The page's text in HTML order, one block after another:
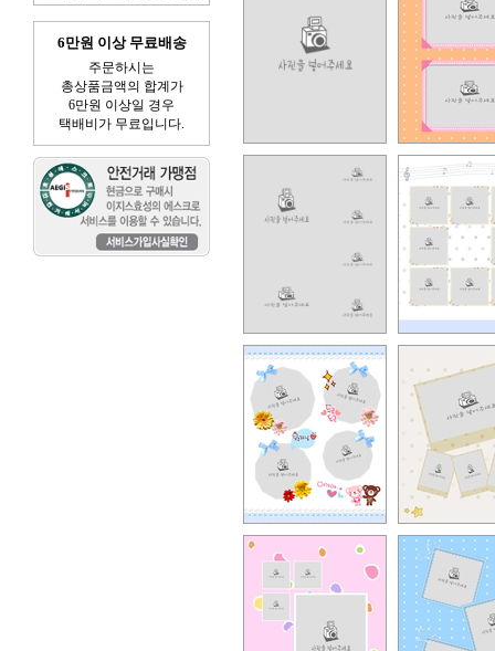
6만원 이상 무료배송
주문하시는
총상품금액의 합계가
6만원 이상일 경우
택배비가 무료입니다.